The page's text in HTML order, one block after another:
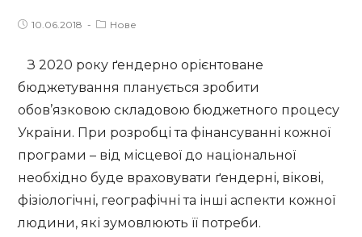
Post10.06.2018
PostНове
З 2020 року ґендерно орієнтоване
бюджетування планується зробити
обов’язковою складовою бюджетного процесу
України. При розробці та фінансуванні кожної
програми – від місцевої до національної
необхідно буде враховувати ґендерні, вікові,
фізіологічні, географічні та інші аспекти кожної
людини, які зумовлюють її потреби.